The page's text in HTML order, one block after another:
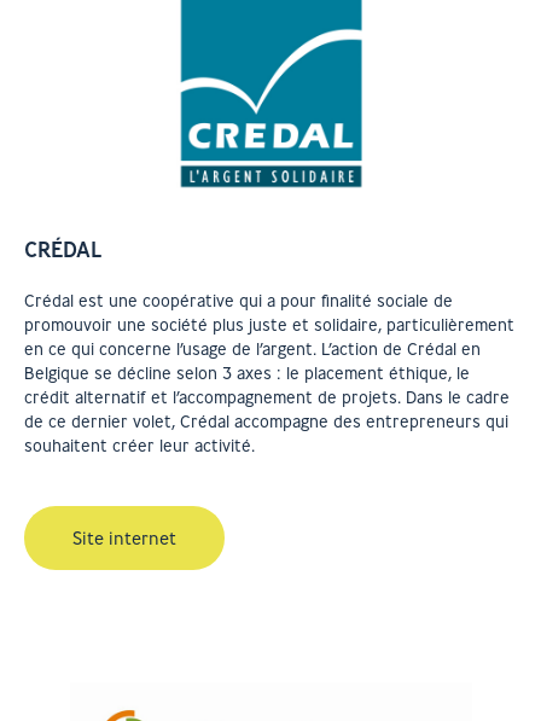
CRÉDAL
Crédal est une coopérative qui a pour finalité sociale de
promouvoir une société plus juste et solidaire, particulièrement
en ce qui concerne l’usage de l’argent. L’action de Crédal en
Belgique se décline selon 3 axes : le placement éthique, le
crédit alternatif et l’accompagnement de projets. Dans le cadre
de ce dernier volet, Crédal accompagne des entrepreneurs qui
souhaitent créer leur activité.
Site internet